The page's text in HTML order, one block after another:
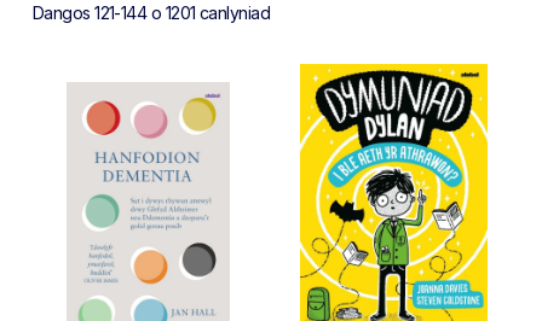
Dangos 121-144 o 1201 canlyniadSorted